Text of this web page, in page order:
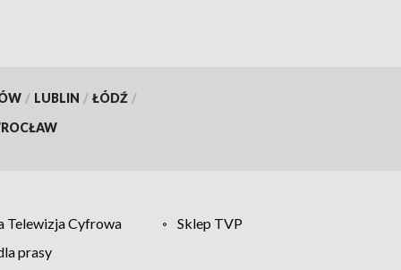
/ LUBLIN / ŁÓDŹ /
Telewizja Cyfrowa
Sklep TVP
prasy